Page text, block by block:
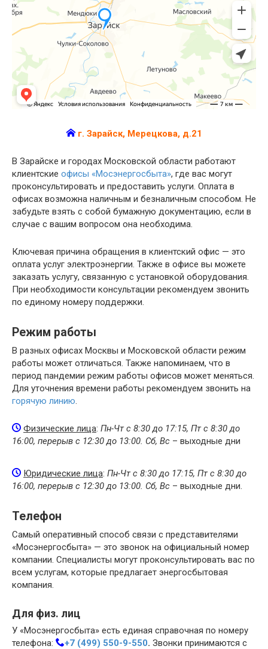
г. Зарайск, Мерецкова, д.21
В Зарайске и городах Московской области работают
клиентские офисы «Мосэнергосбыта», где вас могут
проконсультировать и предоставить услуги. Оплата в
офисах возможна наличным и безналичным способом. Не
забудьте взять с собой бумажную документацию, если в
случае с вашим вопросом она необходима.
Ключевая причина обращения в клиентский офис — это
оплата услуг электроэнергии. Также в офисе вы можете
заказать услугу, связанную с установкой оборудования.
При необходимости консультации рекомендуем звонить
по единому номеру поддержки.
Режим работы
В разных офисах Москвы и Московской области режим
работы может отличаться. Также напоминаем, что в
период пандемии режим работы офисов может меняться.
Для уточнения времени работы рекомендуем звонить на
горячую линию.
Физические лица: Пн-Чт с 8:30 до 17:15, Пт с 8:30 до
16:00, перерыв с 12:30 до 13:00. Сб, Вс – выходные дни
Юридические лица: Пн-Чт с 8:30 до 17:15, Пт с 8:30 до
16:00, перерыв с 12:30 до 13:00. Сб, Вс – выходные дни.
Телефон
Самый оперативный способ связи с представителями
«Мосэнергосбыта» — это звонок на официальный номер
компании. Специалисты могут проконсультировать вас по
всем услугам, которые предлагает энергосбытовая
компания.
Для физ. лиц
У «Мосэнергосбыта» есть единая справочная по номеру
телефона:
+7 (499) 550-9-550. Звонки принимаются с